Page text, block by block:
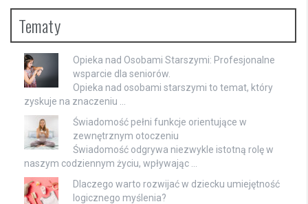
Tematy
Opieka nad Osobami Starszymi: Profesjonalne
wsparcie dla seniorów.
Opieka nad osobami starszymi to temat, który
zyskuje na znaczeniu …
Świadomość pełni funkcje orientujące w
zewnętrznym otoczeniu
Świadomość odgrywa niezwykle istotną rolę w
naszym codziennym życiu, wpływając …
Dlaczego warto rozwijać w dziecku umiejętność
logicznego myślenia?